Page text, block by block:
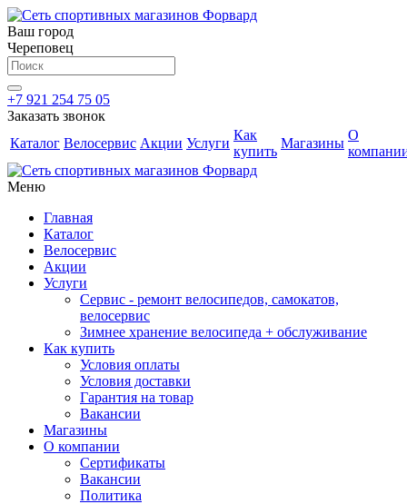
Ваш город
Череповец
+7 921 254 75 05
Заказать звонок
Каталог Велосервис Акции Услуги
Как
купить
Магазины
О
Меню
Главная
Каталог
Велосервис
Акции
Услуги
Сервис - ремонт велосипедов, самокатов,
велосервис
Зимнее хранение велосипеда + обслуживание
Как купить
Условия оплаты
Условия доставки
Гарантия на товар
Вакансии
Магазины
О компании
Сертификаты
Вакансии
Политика